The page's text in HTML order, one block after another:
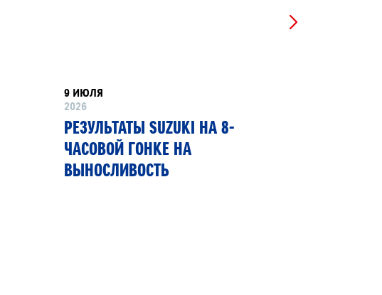
9 ИЮЛЯ
2026
РЕЗУЛЬТАТЫ SUZUKI НА 8-
ЧАСОВОЙ ГОНКЕ НА
ВЫНОСЛИВОСТЬ